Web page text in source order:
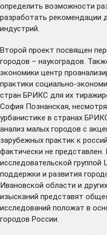
определить возможности
разработать рекомендации
индустрий.
Второй проект посвящен
городов – наукоградов.
экономики центр
практики социально-
стран БРИКС для их
София Познанская,
урбанистике в странах
анализ малых городов с
зарубежных практик к
фактически не
исследовательской
поддержки и развития
Ивановской области и
изысканий представят
исследований положат в
городов России.